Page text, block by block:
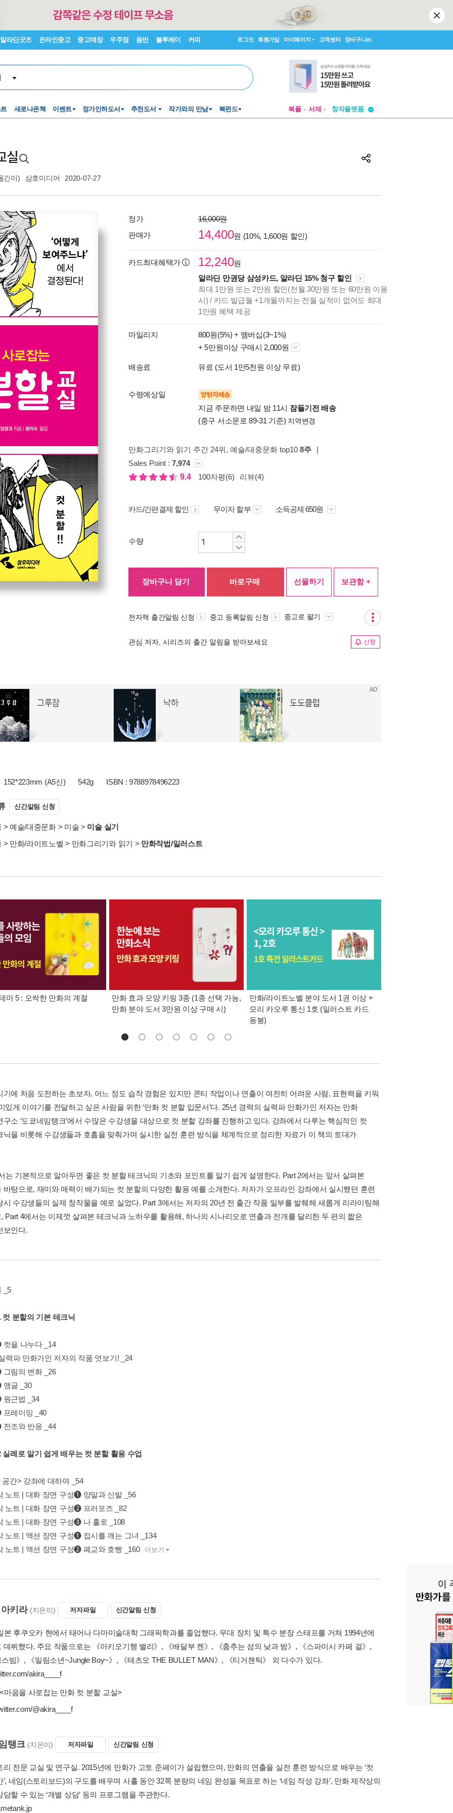
알라딘굿즈 온라인중고 중고매장 우주점 음반 블루레이 커피 로그인 회원가입 마이페이지 고객센터 장바구니(0)
새로나온책 이벤트 정가인하도서 추천도서 작가와의 만남 북펀드 북플 서재
창작플랫폼
투비컨티뉴드
실
긴이) 삼호미디어 2020-07-27
정가
16,000원
판매가
14,400원 (10%, 1,600원 할인)
카드최대혜택가 12,240원
알라딘 만권당 삼성카드, 알라딘 15% 청구 할인
최대 1만원 또는 2만원 할인(전월 30만원 또는 60만원 이용
시) / 카드 발급월 +1개월까지는 전월 실적이 없어도 최대
1만원 혜택 제공
마일리지 800원(5%) + 멤버십(3~1%)
+ 5만원이상 구매시 2,000원
배송료 유료 (도서 1만5천원 이상 무료)
수령예상일 양탄자배송
지금 주문하면 내일 밤 11시 잠들기전 배송
(중구 서소문로 89-31 기준) 지역변경
만화그리기와 읽기 주간 24위, 예술/대중문화 top10 8주
|
Sales Point : 7,974
9.4
100자평(6) 리뷰(4)
카드/간편결제 할인 무이자 할부 소득공제 650원
수량
장바구니 담기 바로구매 선물하기 보관함 +
전자책 출간알림 신청 중고 등록알림 신청 중고로 팔기
관심 저자, 시리즈의 출간 알림을 받아보세요 신청
152*223mm (A5신) 542g ISBN : 9788978496223
신간알림 신청
> 예술/대중문화> 미술 > 미술 실기
> 만화/라이트노벨 > 만화그리기와 읽기 > 만화작법/일러스트
마 5 : 오싹한 만화의 계절
만화 효과 모양 키링 3종 (1종 선택 가능,
만화 분야 도서 3만원 이상 구매 시)
만화/라이트노벨 분야 도서 1권 이상 +
모리 카오루 통신 1호 (일러스트 카드
동봉)
기에 처음 도전하는 초보자, 어느 정도 습작 경험은 있지만 콘티 작업이나 연출이 여전히 어려운 사람, 표현력을 키워
있게 이야기를 전달하고 싶은 사람을 위한 ‘만화 컷 분할 입문서’다. 25년 경력의 실력파 만화가인 저자는 만화
구소 ‘도쿄네임탱크’에서 수많은 수강생을 대상으로 컷 분할 강좌를 진행하고 있다. 강좌에서 다루는 핵심적인 컷
닉을 비롯해 수강생들과 호흡을 맞춰가며 실시한 실전 훈련 방식을 체계적으로 정리한 자료가 이 책의 토대가
는 기본적으로 알아두면 좋은 컷 분할 테크닉의 기초와 포인트를 알기 쉽게 설명한다. Part 2에서는 앞서 살펴본
바탕으로, 재미와 매력이 배가되는 컷 분할의 다양한 활용 예를 소개한다. 저자가 오프라인 강좌에서 실시했던 훈련
시 수강생들의 실제 창작물을 예로 실었다. Part 3에서는 저자의 20년 전 출간 작품 일부를 발췌해 새롭게 리라이팅해
Part 4에서는 이제껏 살펴본 테크닉과 노하우를 활용해, 하나의 시나리오로 연출과 전개를 달리한 두 편의 짧은
보인다.
_5
분할의 기본 테크닉
을 나누다 _14
력파 만화가인 저자의 작품 엿보기! _24
림의 변화 _26
글 _30
근법 _34
레이밍 _40
조와 반응 _44
례로 알기 쉽게 배우는 컷 분할 활용 수업
공간> 강좌에 대하여 _54
노트 | 대화 장면 구성❶ 양말과 신발 _56
노트 | 대화 장면 구성❷ 프러포즈 _82
노트 | 대화 장면 구성❸ 나 홀로 _108
노트 | 액션 장면 구성❶ 접시를 깨는 그녀 _134
노트 | 액션 장면 구성❷ 폐교와 호빵 _160
더보기
키라 (지은이) 저자파일 신간알림 신청
본 후쿠오카 현에서 태어나 다마미술대학 그래픽학과를 졸업했다. 무대 장치 및 특수 분장 스태프를 거쳐 1994년에
데뷔했다. 주요 작품으로는 《아키오기행 밸리》, 《배달부 켄》, 《춤추는 섬의 낮과 밤》, 《스파이시 카페 걸》,
빔》, 《밀림소년~Jungle Boy~》, 《테츠오 THE BULLET MAN》, 《티거챈틱》 외 다수가 있다.
akira____f
<마음을 사로잡는 만화 컷 분할 교실>
@akira____f
탱크 (지은이) 저자파일 신간알림 신청
리 전문 교실 및 연구실. 2015년에 만화가 고토 준페이가 설립했으며, 만화의 연출을 실전 훈련 방식으로 배우는 ‘컷
’, 네임(스토리보드)의 구도를 배우며 사흘 동안 32쪽 분량의 네임 완성을 목표로 하는 ‘네임 작성 강좌’, 만화 제작상의
담할 수 있는 ‘개별 상담’ 등의 프로그램을 주관한다.